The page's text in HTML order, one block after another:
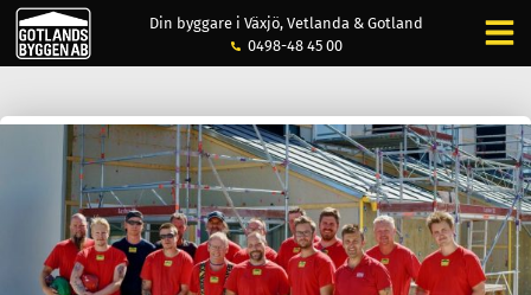
Din byggare i Växjö, Vetlanda & Gotland
0498-48 45 00